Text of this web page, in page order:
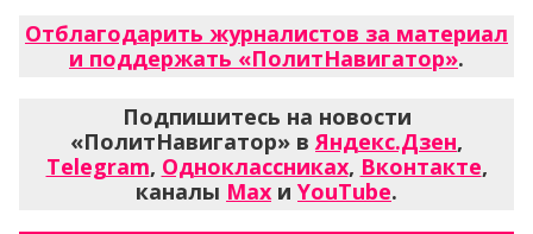
Отблагодарить журналистов за материал
и поддержать «ПолитНавигатор».
Подпишитесь на новости
«ПолитНавигатор» вЯндекс.Дзен,
Telegram, Одноклассниках, Вконтакте,
каналы Max и YouTube.